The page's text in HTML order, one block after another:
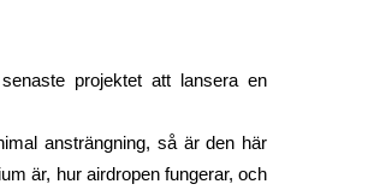
projektet att lansera en
ansträngning, så är den här
är, hur airdropen fungerar, och